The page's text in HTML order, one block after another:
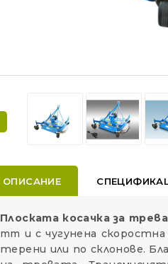
ОПИСАНИЕ
Плоската косачка за трева
mm и с чугунена
терени или по склонове.